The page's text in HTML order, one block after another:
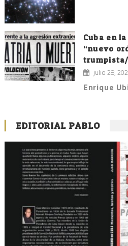
Cuba en
“nuevo
julio 28,
Enrique
EDITORIAL PABLO